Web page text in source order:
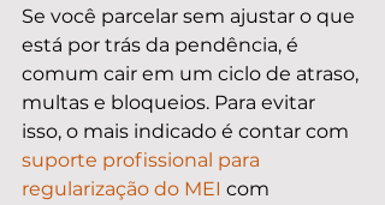
Se você parcelar sem ajustar o que
está por trás da pendência, é
comum cair em um ciclo de atraso,
multas e bloqueios. Para evitar
isso, o mais indicado é contar com
suporte profissional para
regularização do MEI com